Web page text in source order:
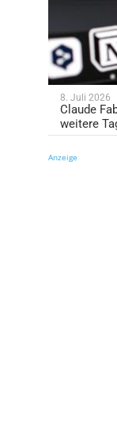
8. Juli 2026
Claude
weitere
Anzeige